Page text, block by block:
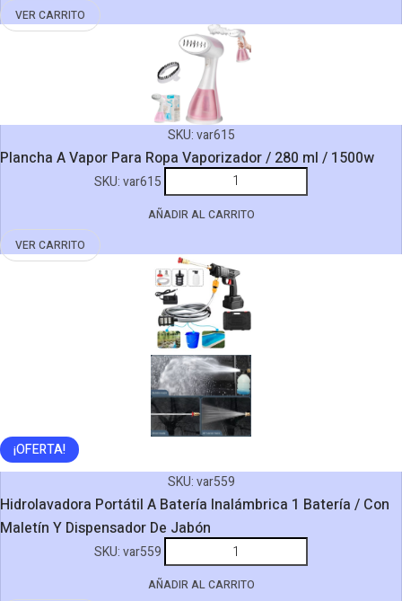
VER CARRITO
Hogar
Inalámbrica
Recargable
120W
/
7000pa
SKU:var615
Plancha A Vapor Para Ropa Vaporizador / 280 ml / 1500w
AÑADIR AL CARRITO
VER CARRITO
SKU:var615
A
Vapor
Ropa
Vaporizador
/
280
ml
/
1500w
cantidad
¡OFERTA!
SKU:var559
Hidrolavadora Portátil A Batería Inalámbrica 1 Batería / Con
Maletín Y Dispensador De Jabón
AÑADIR AL CARRITO
SKU:var559
Hidrolavadora
Portátil
A